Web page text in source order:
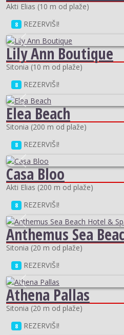
Akti Elias (10 m od plaže)
8 REZERVIŠI!
Previous
Lily Ann Boutique
Sitonia (10 m od plaže)
8 REZERVIŠI!
Previous
Elea Beach
Sitonia (200 m od plaže)
8 REZERVIŠI!
Previous
Casa Bloo
Akti Elias (200 m od plaže)
8 REZERVIŠI!
Previous
Anthemus Sea
Sitonia (20 m od plaže)
8 REZERVIŠI!
Previous
Athena Pallas
Sitonia (20 m od plaže)
8 REZERVIŠI!